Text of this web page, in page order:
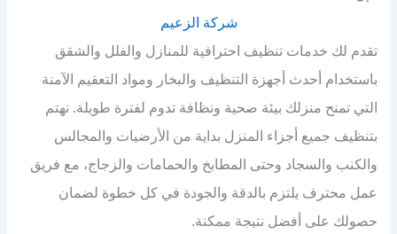
شركة الزعيم
تقدم لك خدمات تنظيف احترافية للمنازل والفلل والشقق
باستخدام أحدث أجهزة التنظيف والبخار ومواد التعقيم الآمنة
التي تمنح منزلك بيئة صحية ونظافة تدوم لفترة طويلة. نهتم
بتنظيف جميع أجزاء المنزل بداية من الأرضيات والمجالس
والكنب والسجاد وحتى المطابخ والحمامات والزجاج، مع فريق
عمل محترف يلتزم بالدقة والجودة في كل خطوة لضمان
حصولك على أفضل نتيجة ممكنة.